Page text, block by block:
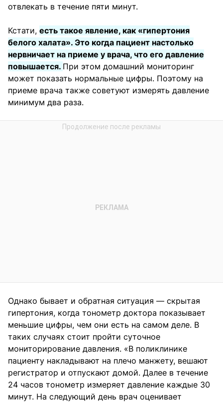
отвлекать в течение пяти минут.
Кстати, есть такое явление, как «гипертония
белого халата». Это когда пациент настолько
нервничает на приеме у врача, что его давление
повышается. При этом домашний мониторинг
может показать нормальные цифры. Поэтому на
приеме врача также советуют измерять давление
минимум два раза.
Однако бывает и обратная ситуация — скрытая
гипертония, когда тонометр доктора показывает
меньшие цифры, чем они есть на самом деле. В
таких случаях стоит пройти суточное
мониторирование давления. «В поликлинике
пациенту накладывают на плечо манжету, вешают
регистратор и отпускают домой. Далее в течение
24 часов тонометр измеряет давление каждые 30
минут. На следующий день врач оценивает